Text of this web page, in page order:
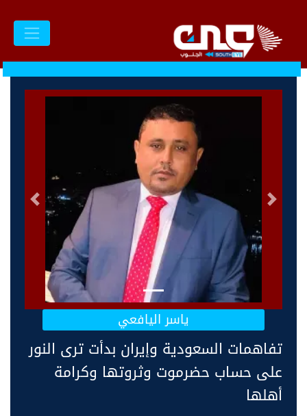
التالى السابق
ياسر اليافعي
تفاهمات السعودية وإيران بدأت ترى النور
على حساب حضرموت وثروتها وكرامة
أهلها